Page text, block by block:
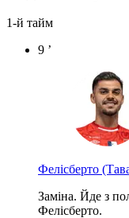
1-й тайм
9 ’
Фелісберто
Заміна. Йде з
Фелісберто.